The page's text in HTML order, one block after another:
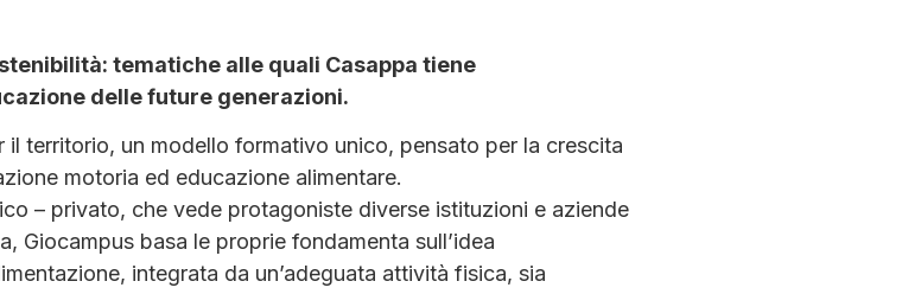
tematiche alle quali Casappa tiene
delle future generazioni.
il territorio, un modello formativo unico, pensato per la crescita
motoria ed educazione alimentare.
– privato, che vede protagoniste diverse istituzioni e aziende
Giocampus basa le proprie fondamenta sull’idea
integrata da un’adeguata attività fisica, sia